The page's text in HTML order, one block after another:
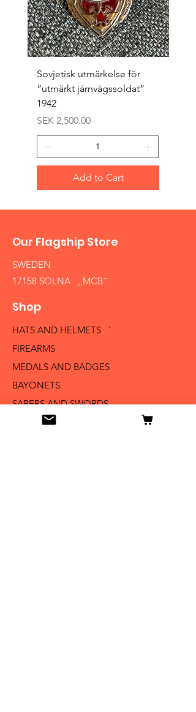
Sovjetisk utmärkelse för
”utmärkt järnvägssoldat”
1942
Price
SEK 2,500.00
Add to Cart
Our Flagship Store
SWEDEN
17158 SOLNA ,,MCB´´
Shop
HATS AND HELMETS '
FIREARMS
MEDALS AND BADGES
BAYONETS
SABERS AND SWORDS
UNIFORMS